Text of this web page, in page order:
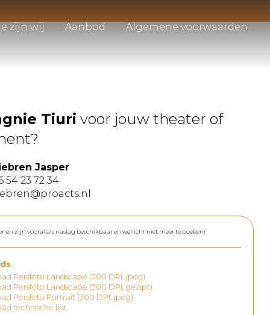
zijn wij Aanbod Algemene voorwaarden
Tiuri voor jouw theater of
Jasper
54 23 72 34
zijn vooral als naslag beschikbaar en wellicht niet meer te boeken)
Persfoto Landscape (300 DPI, jpeg)
Persfoto Landscape (300 DPI, gezipt)
Persfoto Portrait (300 DPI, jpeg)
technische lijst